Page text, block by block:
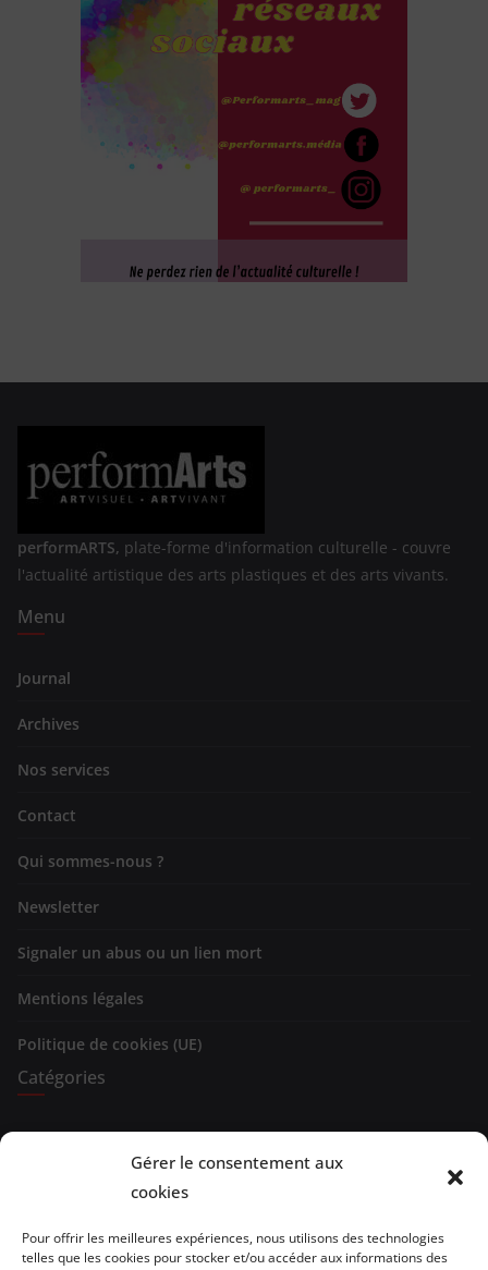
Gérer le consentement aux
cookies
Pour offrir les meilleures expériences, nous utilisons des technologies
telles que les cookies pour stocker et/ou accéder aux informations des
performARTS, plate-forme d'information culturelle - couvre
l'actualité artistique des arts plastiques et des arts vivants.
Menu
Journal
Archives
Nos services
Contact
Qui sommes-nous ?
Newsletter
Signaler un abus ou un lien mort
Mentions légales
Politique de cookies (UE)
Catégories
Expositions
Evénements